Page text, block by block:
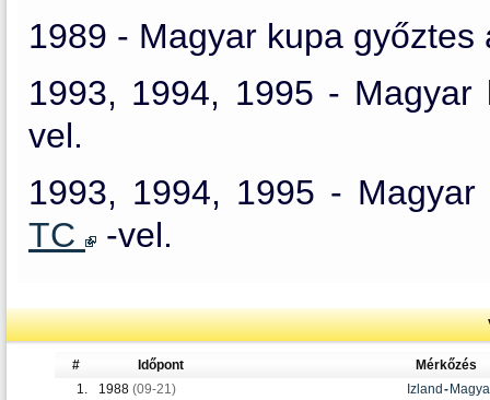
1989 - Magyar kupa
1993, 1994, 1995 -
vel.
1993, 1994, 1995 -
TC
-vel.
# Időpont
Mérkőzés
1.
1988 (09-21) Izland-